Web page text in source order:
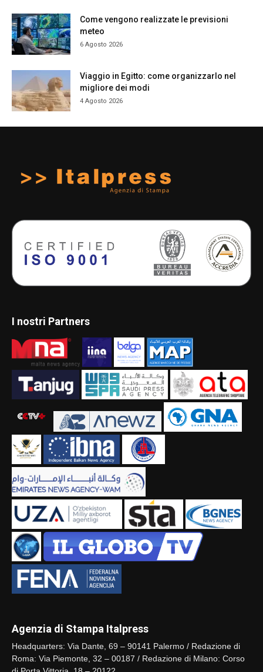
Come vengono realizzate le previsioni
meteo
6 Agosto 2026
Viaggio in Egitto: come organizzarlo nel
migliore dei modi
4 Agosto 2026
I nostri Partners
Agenzia di Stampa Italpress
Headquarters: Via Dante, 69 – 90141 Palermo / Redazione di
Roma: Via Piemonte, 32 – 00187 / Redazione di Milano: Corso